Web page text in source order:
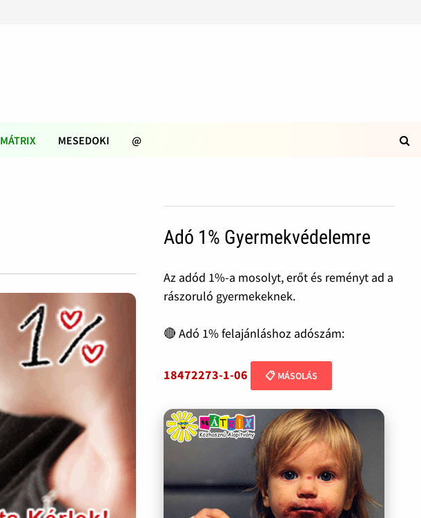
MÁTRIX MESEDOKI @
Adó 1% Gyermekvédelemre
Az adód 1%-a mosolyt, erőt és reményt ad a
rászoruló gyermekeknek.
🔴 Adó 1% felajánláshoz adószám:
18472273-1-06 📋 MÁSOLÁS